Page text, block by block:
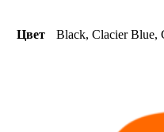
Цвет Black, Clacier Blue,